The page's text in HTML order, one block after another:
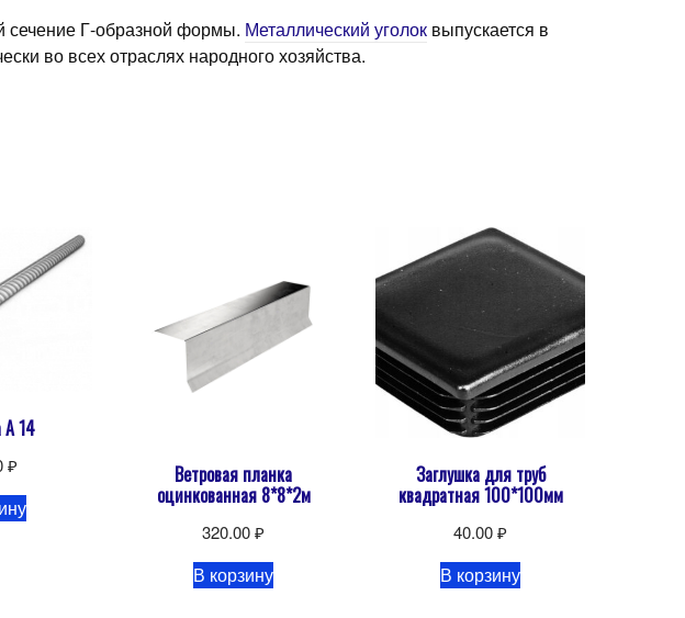
Г-образной формы. Металлический уголок выпускается в
во всех отраслях народного хозяйства.
А 14
₽ Ветровая планка
оцинкованная 8*8*2м
320.00₽
В корзину
Заглушка для труб
квадратная 100*100мм
40.00₽
В корзину